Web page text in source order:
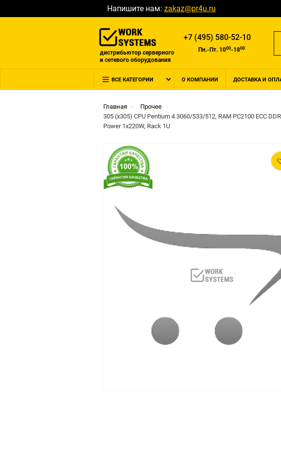
Напишите нам: zakaz@pr4u.ru
дистрибьютор серверного
и сетевого оборудования
+7 (495) 580-52-10
Пн.-Пт. 1000-1800
ВСЕ КАТЕГОРИИ О КОМПАНИИ ДОСТАВКА И
Главная
Прочее
305 (x305) CPU Pentium 4 3060/533/512, RAM PC2100 ECC
Power 1x220W, Rack 1U